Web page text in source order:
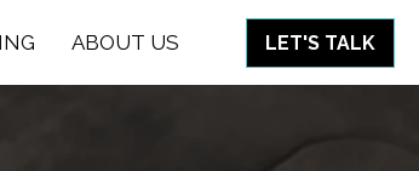
ABOUT US LET'S TALK